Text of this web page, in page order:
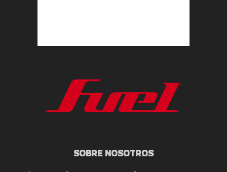
SOBRE NOSOTROS